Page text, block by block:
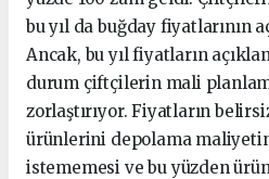
bu yıl da buğday fiyatlarının
Ancak, bu yıl fiyatların
durum çiftçilerin mali
zorlaştırıyor. Fiyatların
ürünlerini depolama
istememesi ve bu yüzden